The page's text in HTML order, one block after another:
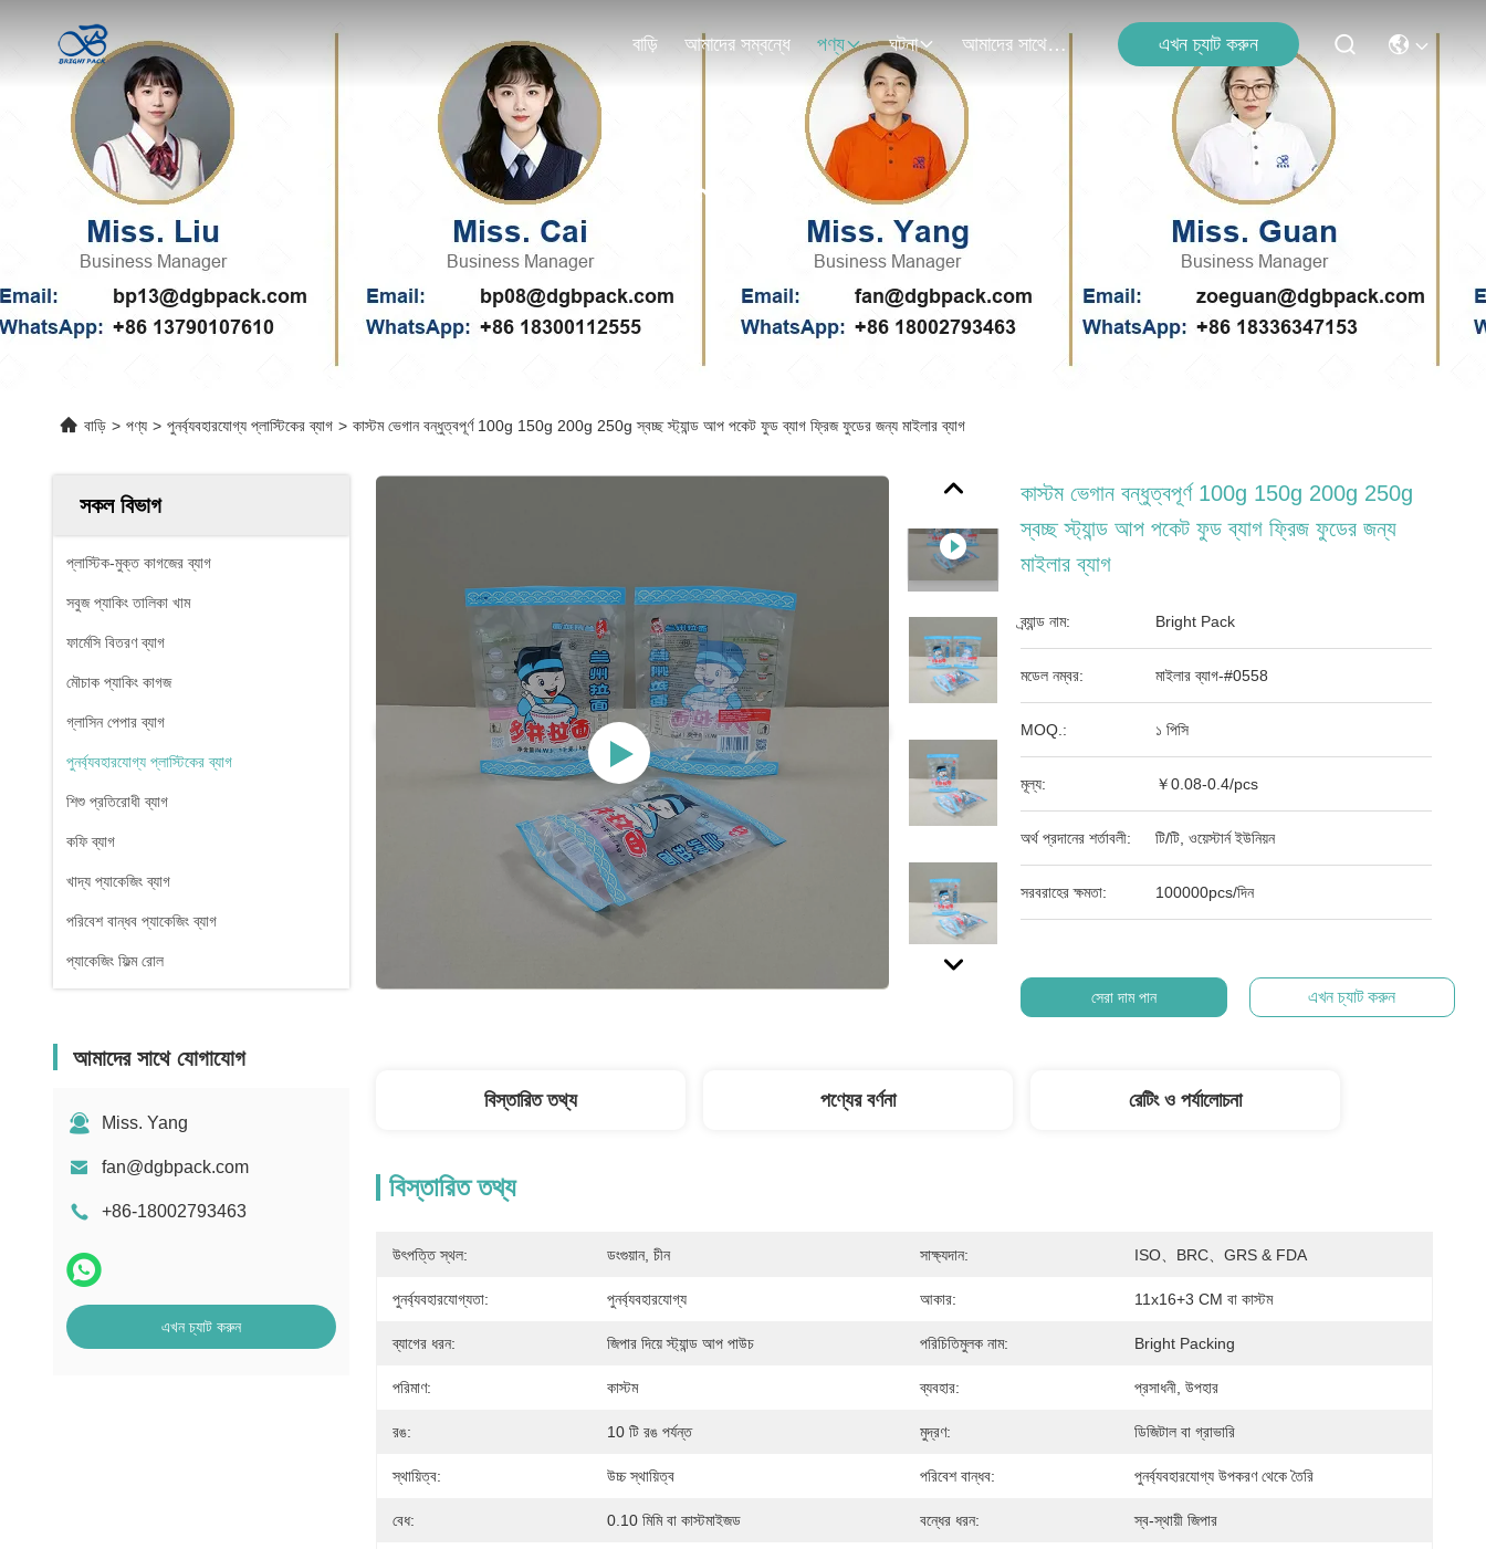
বাড়ি আমাদের সম্বন্ধে পণ্য ঘটনা আমাদের সাথে যোগাযোগ এখন চ্যাট করুন
পণ্যের বিবরণ
বাড়ি > পণ্য > পুনর্ব্যবহারযোগ্য প্লাস্টিকের ব্যাগ > কাস্টম ভেগান বন্ধুত্বপূর্ণ 100g 150g 200g 250g স্বচ্ছ স্ট্যান্ড আপ পকেট ফুড ব্যাগ ফ্রিজ ফুডের জন্য মাইলার ব্যাগ
সকল বিভাগ
প্লাস্টিক-মুক্ত কাগজের ব্যাগ
সবুজ প্যাকিং তালিকা খাম
ফার্মেসি বিতরণ ব্যাগ
মৌচাক প্যাকিং কাগজ
গ্লাসিন পেপার ব্যাগ
পুনর্ব্যবহারযোগ্য প্লাস্টিকের ব্যাগ
শিশু প্রতিরোধী ব্যাগ
কফি ব্যাগ
খাদ্য প্যাকেজিং ব্যাগ
পরিবেশ বান্ধব প্যাকেজিং ব্যাগ
প্যাকেজিং ফিল্ম রোল
আমাদের সাথে যোগাযোগ
Miss. Yang
fan@dgbpack.com
+86-18002793463
এখন চ্যাট করুন
কাস্টম ভেগান বন্ধুত্বপূর্ণ 100g 150g 200g 250g
স্বচ্ছ স্ট্যান্ড আপ পকেট ফুড ব্যাগ ফ্রিজ ফুডের জন্য
মাইলার ব্যাগ
ব্র্যান্ড নাম: Bright Pack
মডেল নম্বর: মাইলার ব্যাগ-#0558
MOQ.: ১ পিসি
মূল্য: ￥0.08-0.4/pcs
অর্থ প্রদানের শর্তাবলী: টি/টি, ওয়েস্টার্ন ইউনিয়ন
সরবরাহের ক্ষমতা: 100000pcs/দিন
সেরা দাম পান এখন চ্যাট করুন
বিস্তারিত তথ্য পণ্যের বর্ণনা রেটিং ও পর্যালোচনা
বিস্তারিত তথ্য
উৎপত্তি স্থল: ডংগুয়ান, চীন সাক্ষ্যদান: ISO、BRC、GRS & FDA
পুনর্ব্যবহারযোগ্যতা: পুনর্ব্যবহারযোগ্য আকার: 11x16+3 CM বা কাস্টম
ব্যাগের ধরন: জিপার দিয়ে স্ট্যান্ড আপ পাউচ পরিচিতিমুলক নাম: Bright Packing
পরিমাণ: কাস্টম ব্যবহার: প্রসাধনী, উপহার
রঙ: 10 টি রঙ পর্যন্ত মুদ্রণ: ডিজিটাল বা গ্রাভারি
স্থায়িত্ব: উচ্চ স্থায়িত্ব পরিবেশ বান্ধব: পুনর্ব্যবহারযোগ্য উপকরণ থেকে তৈরি
বেধ: 0.10 মিমি বা কাস্টমাইজড বন্ধের ধরন: স্ব-স্থায়ী জিপার